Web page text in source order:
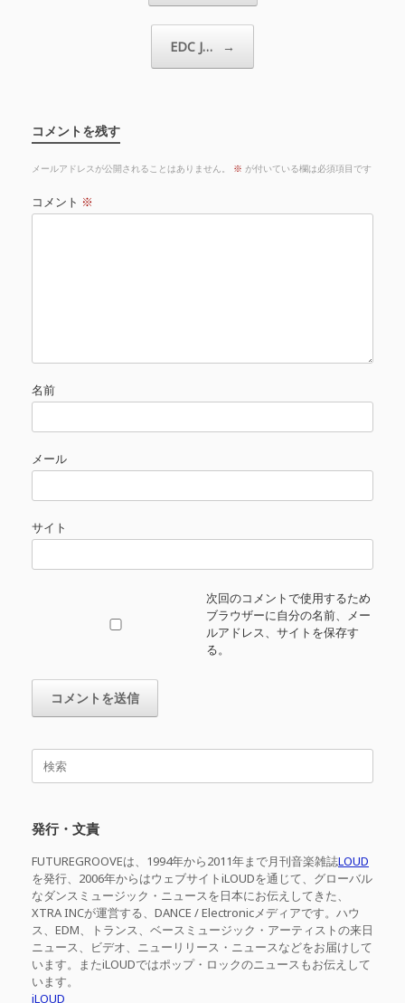
EDC J… →
コメントを残す
メールアドレスが公開されることはありません。 ※ が付いている欄は必須項目です
コメント ※
名前
メール
サイト
次回のコメントで使用するため
ブラウザーに自分の名前、メー
ルアドレス、サイトを保存す
る。
検
発行・文責
FUTUREGROOVEは、1994年から2011年まで月刊音楽雑誌LOUD
を発行、2006年からはウェブサイトiLOUDを通じて、グローバル
なダンスミュージック・ニュースを日本にお伝えしてきた、
XTRA INCが運営する、DANCE / Electronicメディアです。ハウ
ス、EDM、トランス、ベースミュージック・アーティストの来日
ニュース、ビデオ、ニューリリース・ニュースなどをお届けして
います。またiLOUDではポップ・ロックのニュースもお伝えして
います。
iLOUD